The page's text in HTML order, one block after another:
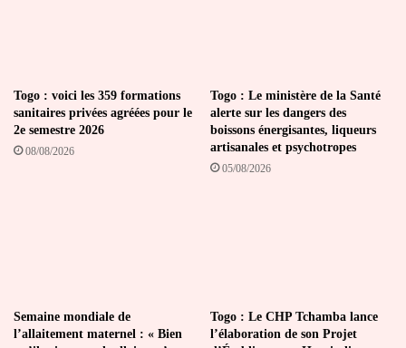
Togo : voici les 359 formations
sanitaires privées agréées pour le
2e semestre 2026
08/08/2026
Togo : Le ministère de la Santé
alerte sur les dangers des
boissons énergisantes, liqueurs
artisanales et psychotropes
05/08/2026
Semaine mondiale de
l’allaitement maternel : « Bien
Togo : Le CHP Tchamba lance
l’élaboration de son Projet